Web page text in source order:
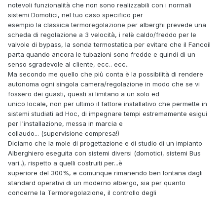
notevoli funzionalità che non sono realizzabili con i normali
sistemi Domotici, nel tuo caso specifico per
esempio la classica termoregolazione per alberghi prevede una
scheda di regolazione a 3 velocità, i relè caldo/freddo per le
valvole di bypass, la sonda termostatica per evitare che il Fancoil
parta quando ancora le tubazioni sono fredde e quindi di un
senso sgradevole al cliente, ecc.. ecc..
Ma secondo me quello che più conta è la possibilità di rendere
autonoma ogni singola camera/regolazione in modo che se vi
fossero dei guasti, questi si limitano a un solo ed
unico locale, non per ultimo il fattore installativo che permette in
sistemi studiati ad Hoc, di impegnare tempi estremamente esigui
per l'installazione, messa in marcia e
collaudo... (supervisione compresa!)
Diciamo che la mole di progettazione e di studio di un impianto
Alberghiero eseguita con sistemi diversi (domotici, sistemi Bus
vari..), rispetto a quelli costruiti per...è
superiore del 300%, e comunque rimanendo ben lontana dagli
standard operativi di un moderno albergo, sia per quanto
concerne la Termoregolazione, il controllo degli